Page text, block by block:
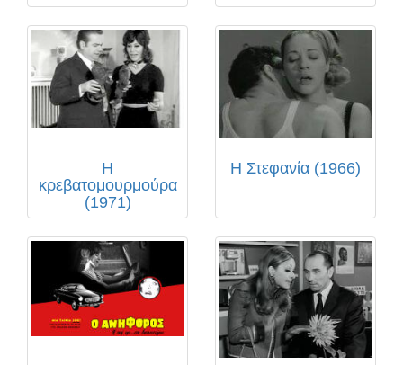
Η
κρεβατομουρμούρα
(1971)
Η Στεφανία (1966)